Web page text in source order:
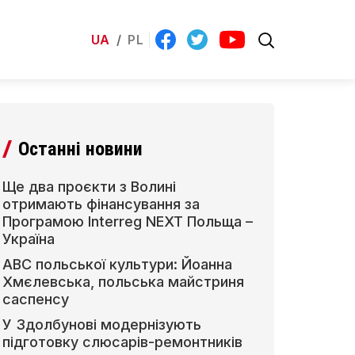
UA / PL
Останні новини
Ще два проєкти з Волині
отримають фінансування за
Програмою Interreg NEXT Польща –
Україна
АВС польської культури: Йоанна
Хмєлевська, польська майстриня
саспенсу
У Здолбунові модернізують
підготовку слюсарів-ремонтників